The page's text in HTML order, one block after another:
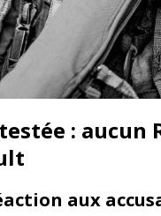
: aucun
aux